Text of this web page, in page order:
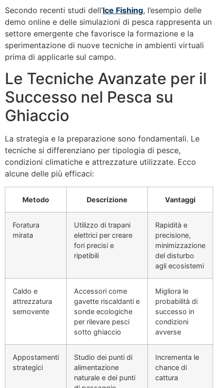
Secondo recenti studi dell’Ice Fishing, l’esempio delle
demo online e delle simulazioni di pesca rappresenta un
settore emergente che favorisce la formazione e la
sperimentazione di nuove tecniche in ambienti virtuali
prima di applicarle sul campo.
Le Tecniche Avanzate per il
Successo nel Pesca su
Ghiaccio
La strategia e la preparazione sono fondamentali. Le
tecniche si differenziano per tipologia di pesce,
condizioni climatiche e attrezzature utilizzate. Ecco
alcune delle più efficaci:
Metodo Descrizione Vantaggi
Foratura
mirata
Utilizzo di trapani
elettrici per creare
fori precisi e
ripetibili
Rapidità e
precisione,
minimizzazione
del disturbo
agli ecosistemi
Caldo e
attrezzatura
semovente
Accessori come
gavette riscaldanti e
sonde ecologiche
per rilevare pesci
sotto ghiaccio
Migliora le
probabilità di
successo in
condizioni
avverse
Appostamenti
strategici
Studio dei punti di
alimentazione
naturale e dei punti
Incrementa le
chance di
cattura